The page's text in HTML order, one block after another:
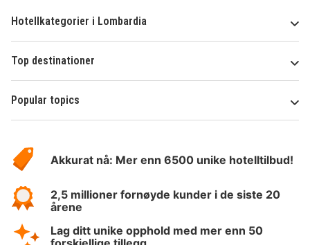
Hotellkategorier i Lombardia
Top destinationer
Popular topics
Hotelspecials
Akkurat nå: Mer enn 6500 unike hotelltilbud!
2,5 millioner fornøyde kunder i de siste 20
årene
Lag ditt unike opphold med mer enn 50